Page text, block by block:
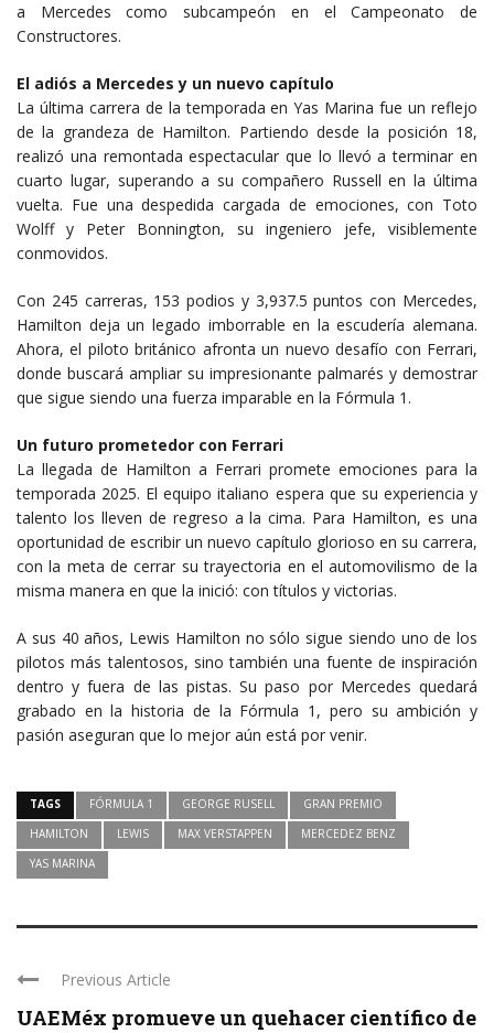
a Mercedes como subcampeón en el Campeonato de
Constructores.
El adiós a Mercedes y un nuevo capítulo
La última carrera de la temporada en Yas Marina fue un reflejo
de la grandeza de Hamilton. Partiendo desde la posición 18,
realizó una remontada espectacular que lo llevó a terminar en
cuarto lugar, superando a su compañero Russell en la última
vuelta. Fue una despedida cargada de emociones, con Toto
Wolff y Peter Bonnington, su ingeniero jefe, visiblemente
conmovidos.
Con 245 carreras, 153 podios y 3,937.5 puntos con Mercedes,
Hamilton deja un legado imborrable en la escudería alemana.
Ahora, el piloto británico afronta un nuevo desafío con Ferrari,
donde buscará ampliar su impresionante palmarés y demostrar
que sigue siendo una fuerza imparable en la Fórmula 1.
Un futuro prometedor con Ferrari
La llegada de Hamilton a Ferrari promete emociones para la
temporada 2025. El equipo italiano espera que su experiencia y
talento los lleven de regreso a la cima. Para Hamilton, es una
oportunidad de escribir un nuevo capítulo glorioso en su carrera,
con la meta de cerrar su trayectoria en el automovilismo de la
misma manera en que la inició: con títulos y victorias.
A sus 40 años, Lewis Hamilton no sólo sigue siendo uno de los
pilotos más talentosos, sino también una fuente de inspiración
dentro y fuera de las pistas. Su paso por Mercedes quedará
grabado en la historia de la Fórmula 1, pero su ambición y
pasión aseguran que lo mejor aún está por venir.
TAGS FÓRMULA 1 GEORGE RUSELL
GRAN PREMIO
HAMILTON
LEWIS MAX VERSTAPPEN
MERCEDEZ BENZ
YAS MARINA
Previous Article
UAEMéx promueve un quehacer científico de